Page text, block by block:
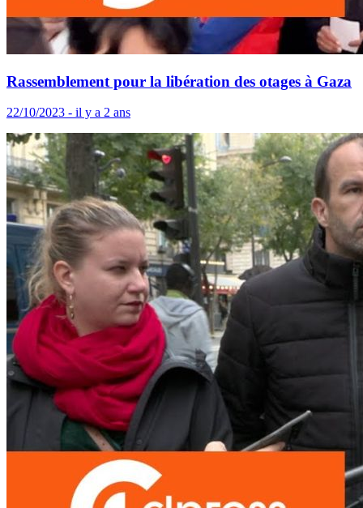
Rassemblement pour la libération des otages à Gaza
22/10/2023 - il y a 2 ans